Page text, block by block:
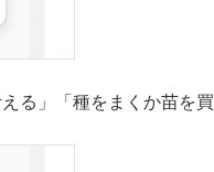
る」「種をまくか苗を買